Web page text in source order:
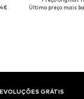
Último preço mais
DE DEVOLUÇÃO